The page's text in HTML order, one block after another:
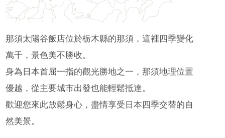
那須太陽谷飯店位於栃木縣的那須，這裡四季變化
萬千，景色美不勝收。​
身為日本首屈一指的觀光勝地之一，那須地理位置
優越，從主要城市出發也能輕鬆抵達。​
歡迎您來此放鬆身心，盡情享受日本四季交替的自
然美景。​